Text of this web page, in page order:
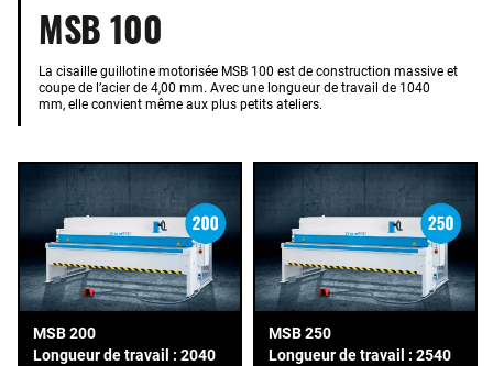
MSB 100
La cisaille guillotine motorisée MSB 100 est de construction massive et
coupe de l’acier de 4,00 mm. Avec une longueur de travail de 1040
mm, elle convient même aux plus petits ateliers.
MSB 200
Longueur de travail : 2040
MSB 250
Longueur de travail : 2540